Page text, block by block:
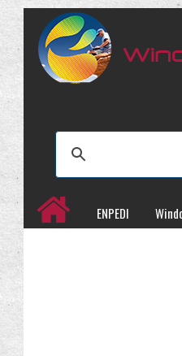
ENPEDI